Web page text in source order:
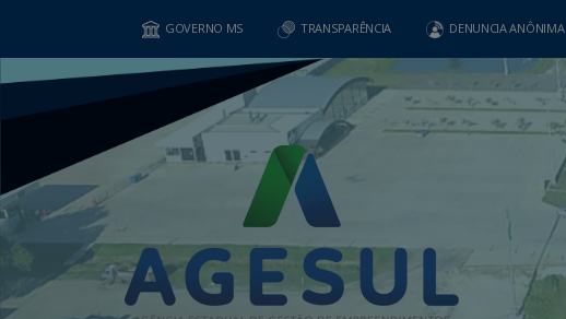
GOVERNO MS TRANSPARÊNCIA DENUNCIA ANÔNIMA